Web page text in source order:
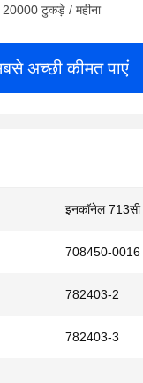
20000 टुकड़े / महीना
अच्छी कीमत पाएं
इनकॉनेल 713सी
708450-0016
782403-2
782403-3